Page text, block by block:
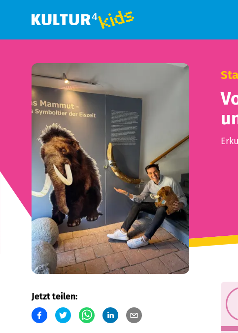
Jetzt teilen: